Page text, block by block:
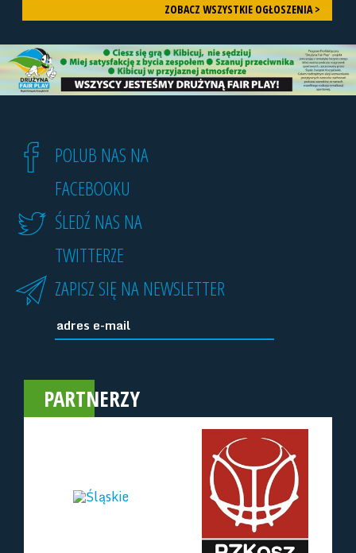
ZOBACZ WSZYSTKIE OGŁOSZENIA >
POLUB NAS NA
FACEBOOKU
ŚLEDŹ NAS NA
TWITTERZE
ZAPISZ SIĘ NA NEWSLETTER
PARTNERZY